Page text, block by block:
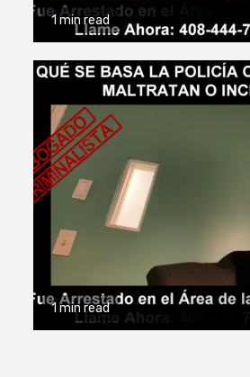
1 min read
1 min read